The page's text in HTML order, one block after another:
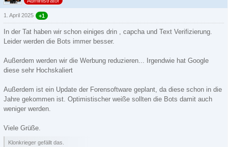
1. April 2025 +1
In der Tat haben wir schon einiges drin , capcha und Text Verifizierung.
Leider werden die Bots immer besser.
Außerdem werden wir die Werbung reduzieren... Irgendwie hat Google
diese sehr Hochskaliert
Außerdem ist ein Update der Forensoftware geplant, da diese schon in die
Jahre gekommen ist. Optimistischer weiße sollten die Bots damit auch
weniger werden.
Viele Grüße.
Klonkrieger gefällt das.